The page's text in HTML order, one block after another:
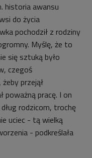
historia awansu
do życia
pochodził z rodziny
Myślę, że to
się sztuką było
czegoś
przejął
poważną pracę. I on
rodzicom, trochę
uciec - tą wielką
- podkreślała